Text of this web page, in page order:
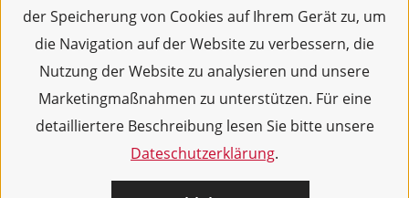
der Speicherung von Cookies auf Ihrem Gerät zu, um
die Navigation auf der Website zu verbessern, die
Nutzung der Website zu analysieren und unsere
Marketingmaßnahmen zu unterstützen. Für eine
detailliertere Beschreibung lesen Sie bitte unsere
Dateschutzerklärung.